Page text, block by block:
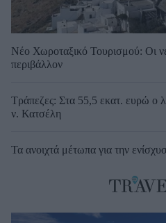
Νέο Χωροταξικό Τουρισμού: Οι
περιβάλλον
Τράπεζες: Στα 55,5 εκατ. ευρώ ο
ν. Κατσέλη
Τα ανοιχτά μέτωπα για την